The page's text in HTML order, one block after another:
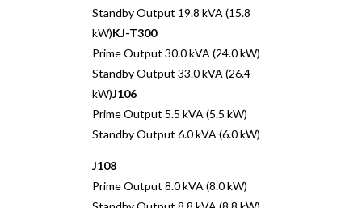
Standby Output 19.8 kVA (15.8
kW)KJ-T300
Prime Output 30.0 kVA (24.0 kW)
Standby Output 33.0 kVA (26.4
kW)J106
Prime Output 5.5 kVA (5.5 kW)
Standby Output 6.0 kVA (6.0 kW)
J108
Prime Output 8.0 kVA (8.0 kW)